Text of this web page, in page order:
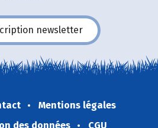
newsletter
Mentions légales
des données
CGU